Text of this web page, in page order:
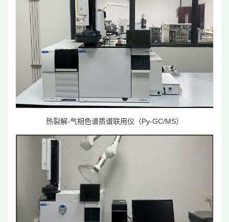
热裂解-气相色谱质谱联用仪（Py-GC/MS）